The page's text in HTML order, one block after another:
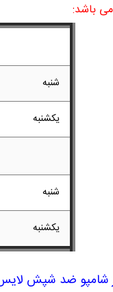
باشد:
شنبه
یکشنبه
شنبه
یکشنبه
شامپو ضد شپش لایس